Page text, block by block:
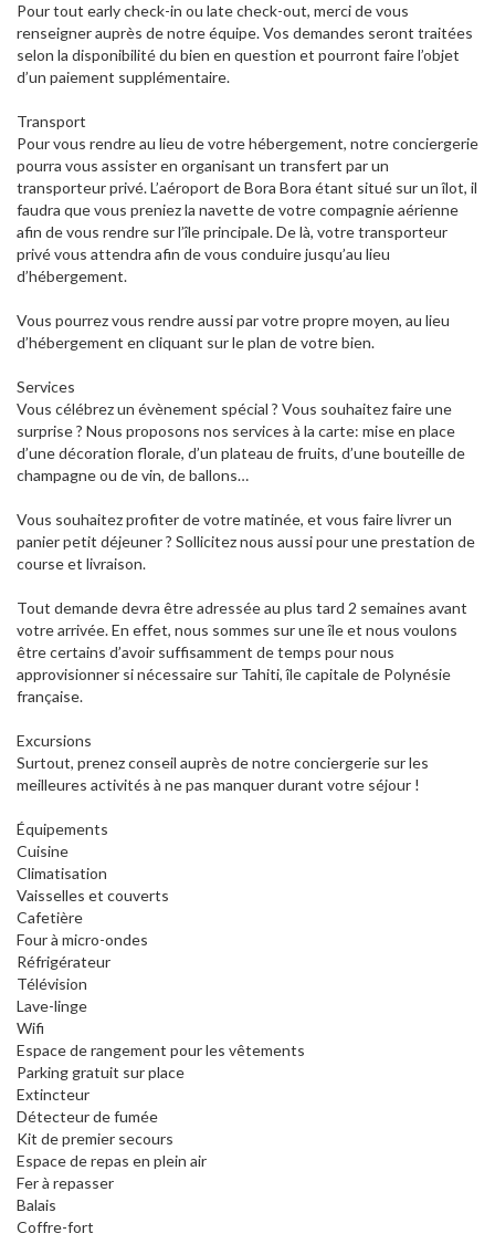
Pour tout early check-in ou late check-out, merci de vous
renseigner auprès de notre équipe. Vos demandes seront traitées
selon la disponibilité du bien en question et pourront faire l’objet
d’un paiement supplémentaire.
Transport
Pour vous rendre au lieu de votre hébergement, notre conciergerie
pourra vous assister en organisant un transfert par un
transporteur privé. L’aéroport de Bora Bora étant situé sur un îlot, il
faudra que vous preniez la navette de votre compagnie aérienne
afin de vous rendre sur l’île principale. De là, votre transporteur
privé vous attendra afin de vous conduire jusqu’au lieu
d’hébergement.
Vous pourrez vous rendre aussi par votre propre moyen, au lieu
d’hébergement en cliquant sur le plan de votre bien.
Services
Vous célébrez un évènement spécial ? Vous souhaitez faire une
surprise ? Nous proposons nos services à la carte: mise en place
d’une décoration florale, d’un plateau de fruits, d’une bouteille de
champagne ou de vin, de ballons…
Vous souhaitez profiter de votre matinée, et vous faire livrer un
panier petit déjeuner ? Sollicitez nous aussi pour une prestation de
course et livraison.
Tout demande devra être adressée au plus tard 2 semaines avant
votre arrivée. En effet, nous sommes sur une île et nous voulons
être certains d’avoir suffisamment de temps pour nous
approvisionner si nécessaire sur Tahiti, île capitale de Polynésie
française.
Excursions
Surtout, prenez conseil auprès de notre conciergerie sur les
meilleures activités à ne pas manquer durant votre séjour !
Équipements
Cuisine
Climatisation
Vaisselles et couverts
Cafetière
Four à micro-ondes
Réfrigérateur
Télévision
Lave-linge
Wifi
Espace de rangement pour les vêtements
Parking gratuit sur place
Extincteur
Détecteur de fumée
Kit de premier secours
Espace de repas en plein air
Fer à repasser
Balais
Coffre-fort